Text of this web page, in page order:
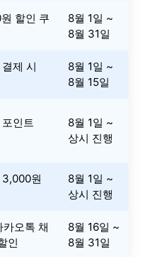
할인 쿠
8월 1일 ~
8월 31일
제 시
8월 1일 ~
8월 15일
인트
8월 1일 ~
상시 진행
3,000원
8월 1일 ~
상시 진행
오톡 채
인
8월 16일 ~
8월 31일